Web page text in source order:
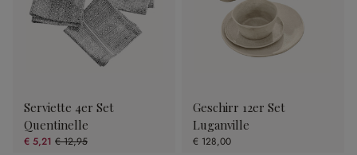
Serviette 4er Set
Quentinelle
€ 5,21 € 12,95
(59.77% gespart)
Geschirr 12er Set
Luganville
€ 128,00